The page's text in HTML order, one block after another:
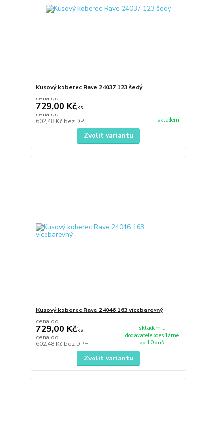
Kusový koberec Rave 24037 123 šedý
cena od
729,00 Kč/ks
cena od
602,48 Kč bez DPH skladem
Zvolit variantu
Kusový koberec Rave 24046 163 vícebarevný
cena od
729,00 Kč/ks
cena od
602,48 Kč bez DPH
skladem u
dodavatele odesíláme
do 10 dnů
Zvolit variantu